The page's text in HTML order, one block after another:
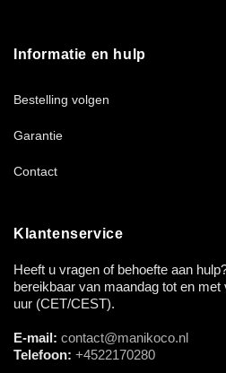
Informatie en hulp
Bestelling volgen
Garantie
Contact
Klantenservice
Heeft u vragen of behoefte aan
bereikbaar van maandag tot en
uur (CET/CEST).
E-mail: contact@manikoco.nl
Telefoon: +4522170280